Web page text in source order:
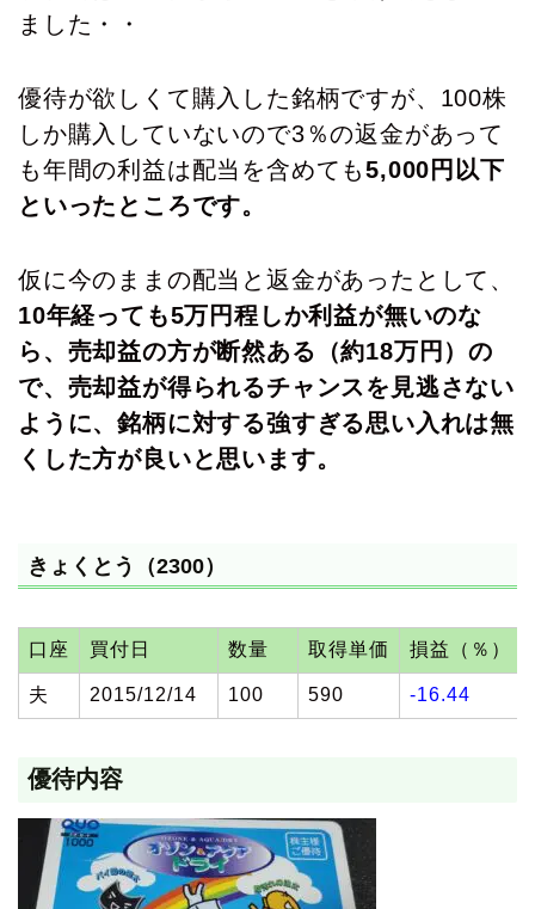
ました・・
優待が欲しくて購入した銘柄ですが、100株
しか購入していないので3％の返金があって
も年間の利益は配当を含めても5,000円以下
といったところです。
仮に今のままの配当と返金があったとして、
10年経っても5万円程しか利益が無いのな
ら、売却益の方が断然ある（約18万円）の
で、売却益が得られるチャンスを見逃さない
ように、銘柄に対する強すぎる思い入れは無
くした方が良いと思います。
きょくとう（2300）
口座 買付日 数量 取得単価 損益（％）
夫 2015/12/14 100 590 -16.44
優待内容